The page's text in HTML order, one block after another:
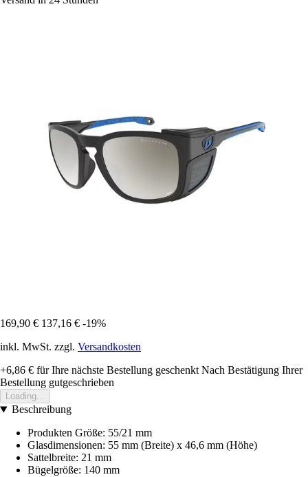
169,90 € 137,16 € -19%
inkl. MwSt. zzgl. Versandkosten
+6,86 € für Ihre nächste Bestellung geschenkt Nach Bestätigung Ihrer
Bestellung gutgeschrieben
Loading...
Beschreibung
Produkten Größe: 55/21 mm
Glasdimensionen: 55 mm (Breite) x 46,6 mm (Höhe)
Sattelbreite: 21 mm
Bügelgröße: 140 mm